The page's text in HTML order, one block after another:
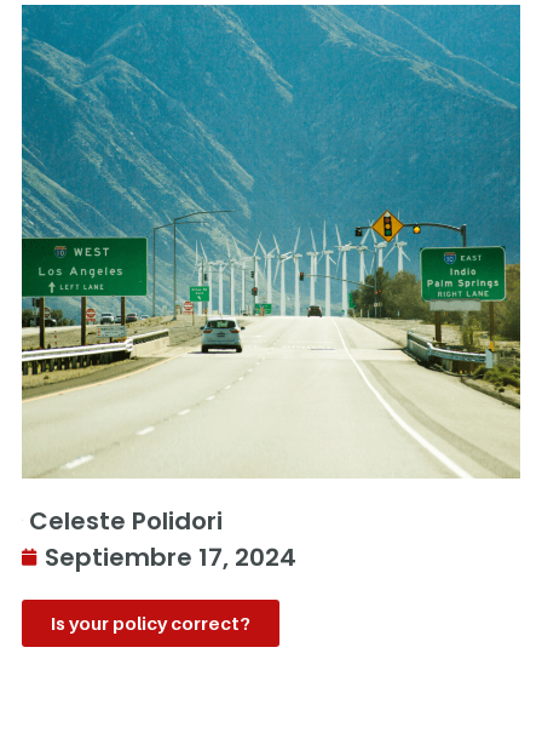
Celeste Polidori
Septiembre 17, 2024
Is your policy correct?